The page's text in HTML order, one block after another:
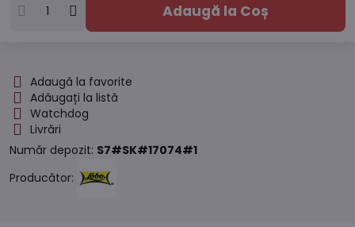
Adaugă la Coș
Adaugă la favorite
Adăugați la listă
Watchdog
Livrări
Număr depozit: S7#SK#17074#1
Producător: